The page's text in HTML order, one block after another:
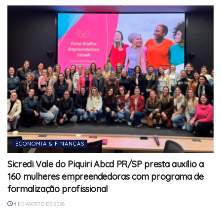
ECONOMIA & FINANÇAS
Sicredi Vale do Piquiri Abcd PR/SP presta auxílio a
160 mulheres empreendedoras com programa de
formalização profissional
4 DE AGOSTO DE 2026